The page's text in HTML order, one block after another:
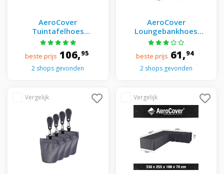
AeroCover
Tuintafelhoes
340x110xH70 cm - -
Grijs
beste prijs 106,95
2 shops gevonden
AeroCover
Loungebankhoes
140x90xH65/90 cm - -
Grijs
beste prijs 61,94
2 shops gevonden